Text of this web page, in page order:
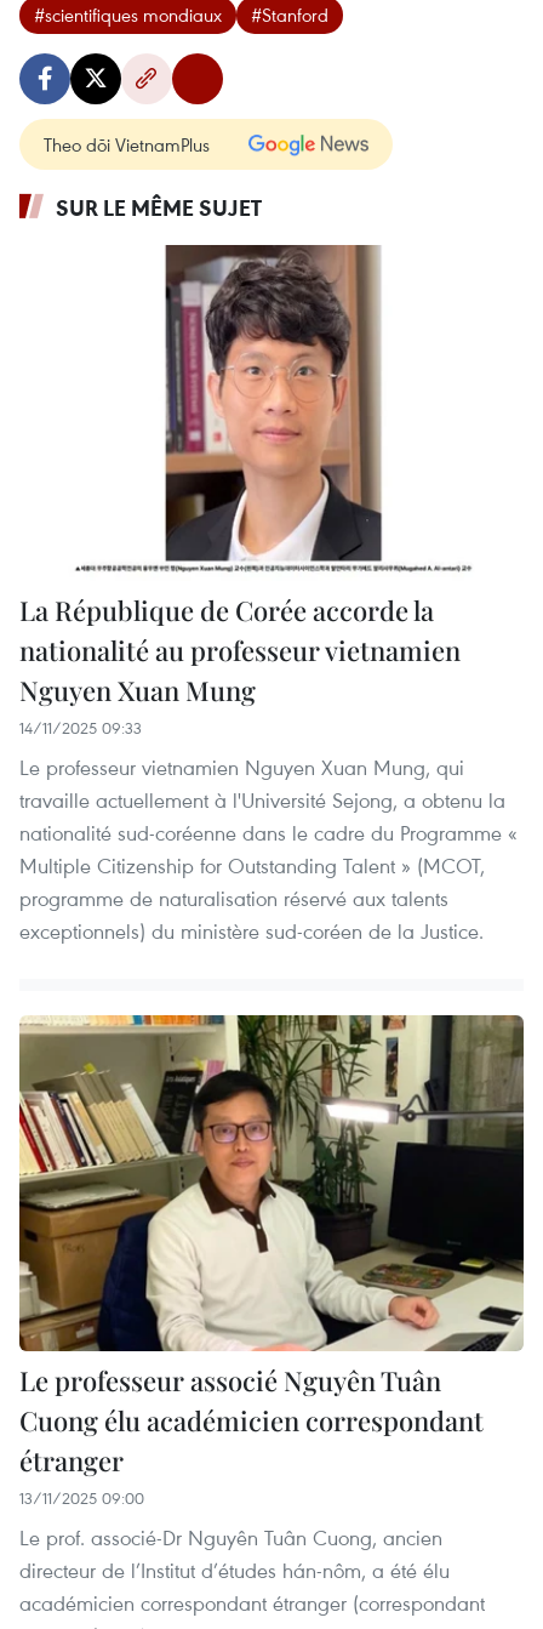
#scientifiques mondiaux #Stanford
Theo dõi VietnamPlus
SUR LE MÊME SUJET
La République de Corée accorde la
nationalité au professeur vietnamien
Nguyen Xuan Mung
14/11/2025 09:33
Le professeur vietnamien Nguyen Xuan Mung, qui
travaille actuellement à l'Université Sejong, a obtenu la
nationalité sud-coréenne dans le cadre du Programme «
Multiple Citizenship for Outstanding Talent » (MCOT,
programme de naturalisation réservé aux talents
exceptionnels) du ministère sud-coréen de la Justice.
Le professeur associé Nguyên Tuân
Cuong élu académicien correspondant
étranger
13/11/2025 09:00
Le prof. associé-Dr Nguyên Tuân Cuong, ancien
directeur de l’Institut d’études hán-nôm, a été élu
académicien correspondant étranger (correspondant